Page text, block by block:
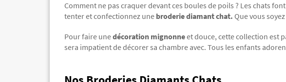
Comment ne pas craquer devant ces boules de poils ? Les chats
tenter et confectionnez une broderie diamant chat. Que vous
Pour faire unedécoration mignonneet douce, cette collection est
sera impatient de décorer sa chambre avec. Tous les enfants